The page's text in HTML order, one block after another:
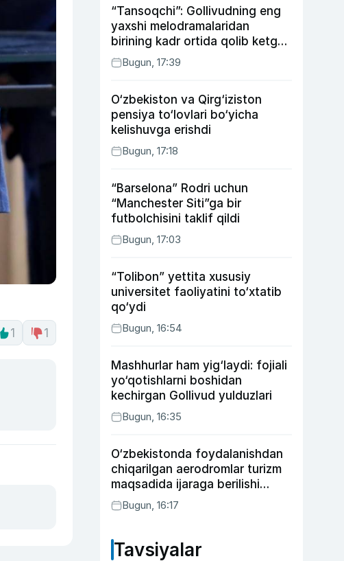
1 1
“Tansoqchi”: Gollivudning eng
yaxshi melodramalaridan
birining kadr ortida qolib ketgan
voqealari
Bugun, 17:39
O‘zbekiston va Qirg‘iziston
pensiya to‘lovlari bo‘yicha
kelishuvga erishdi
Bugun, 17:18
“Barselona” Rodri uchun
“Manchester Siti”ga bir
futbolchisini taklif qildi
Bugun, 17:03
“Tolibon” yettita xususiy
universitet faoliyatini to‘xtatib
qo‘ydi
Bugun, 16:54
Mashhurlar ham yig‘laydi: fojiali
yo‘qotishlarni boshidan
kechirgan Gollivud yulduzlari
Bugun, 16:35
O‘zbekistonda foydalanishdan
chiqarilgan aerodromlar turizm
maqsadida ijaraga berilishi
mumkin
Bugun, 16:17
Tavsiyalar